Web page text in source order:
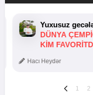
Yuxusuz
DÜNYA
KIM
Hacı Heydər
1 2